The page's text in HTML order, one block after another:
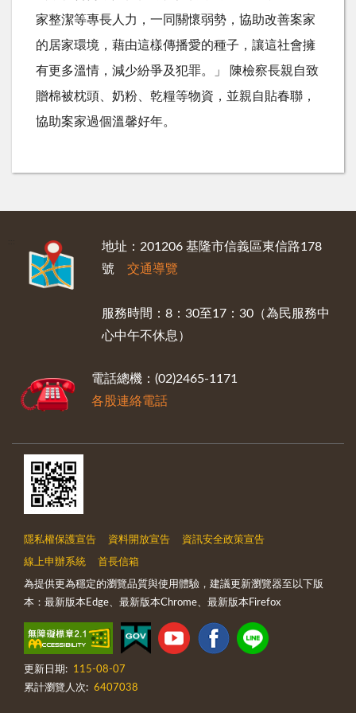
家整潔等專長人力，一同關懷弱勢，協助改善案家
的居家環境，藉由這樣傳播愛的種子，讓這社會擁
有更多溫情，減少紛爭及犯罪。」 陳檢察長親自致
贈棉被枕頭、奶粉、乾糧等物資，並親自貼春聯，
協助案家過個溫馨好年。
地址：201206 基隆市信義區東信路178
號 交通導覽
服務時間：8：30至17：30（為民服務中
心中午不休息）
電話總機：(02)2465-1171
各股連絡電話
隱私權保護宣告 資料開放宣告 資訊安全政策宣告
線上申辦系統 首長信箱
為提供更為穩定的瀏覽品質與使用體驗，建議更新瀏覽器至以下版
本：最新版本Edge、最新版本Chrome、最新版本Firefox
更新日期:
115-08-07
累計瀏覽人次: 6407038